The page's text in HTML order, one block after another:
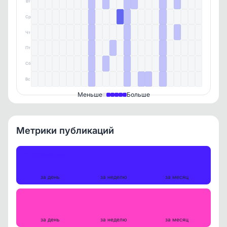
Вт
Ср
Чт
Пт
Сб
Вс
Меньше Больше
Метрики публикаций
за день за неделю за месяц
за день за неделю за месяц